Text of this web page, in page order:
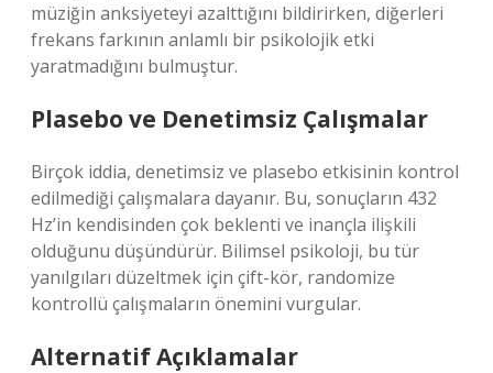
müziğin anksiyeteyi azalttığını bildirirken, diğerleri
frekans farkının anlamlı bir psikolojik etki
yaratmadığını bulmuştur.
Plasebo ve Denetimsiz Çalışmalar
Birçok iddia, denetimsiz ve plasebo etkisinin kontrol
edilmediği çalışmalara dayanır. Bu, sonuçların 432
Hz’in kendisinden çok beklenti ve inançla ilişkili
olduğunu düşündürür. Bilimsel psikoloji, bu tür
yanılgıları düzeltmek için çift-kör, randomize
kontrollü çalışmaların önemini vurgular.
Alternatif Açıklamalar